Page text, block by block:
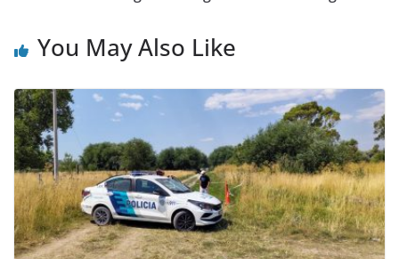
You May Also Like